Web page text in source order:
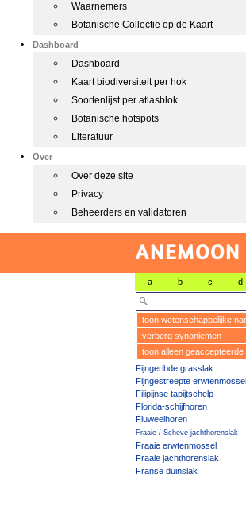
Waarnemers
Botanische Collectie op de Kaart
Dashboard
Dashboard
Kaart biodiversiteit per hok
Soortenlijst per atlasblok
Botanische hotspots
Literatuur
Over
Over deze site
Privacy
Beheerders en validatoren
a b c d
toon wetenschappelijke
verberg synoniemen
toon alleen geaccepteerde
Fijngeribde grasslak
Fijngestreepte erwtenmossel
Filipijnse tapijtschelp
Florida-schijfhoren
Fluweelhoren
Fraaie / Scheve jachthorenslak
Fraaie erwtenmossel
Fraaie jachthorenslak
Franse duinslak